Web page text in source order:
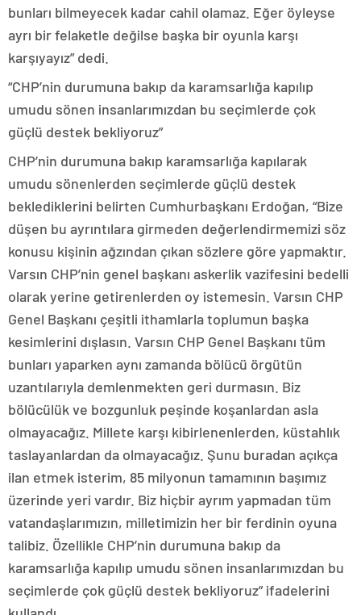
bunları bilmeyecek kadar cahil olamaz. Eğer öyleyse
ayrı bir felaketle değilse başka bir oyunla karşı
karşıyayız” dedi.
“CHP’nin durumuna bakıp da karamsarlığa kapılıp
umudu sönen insanlarımızdan bu seçimlerde çok
güçlü destek bekliyoruz”
CHP’nin durumuna bakıp karamsarlığa kapılarak
umudu sönenlerden seçimlerde güçlü destek
beklediklerini belirten Cumhurbaşkanı Erdoğan, “Bize
düşen bu ayrıntılara girmeden değerlendirmemizi söz
konusu kişinin ağzından çıkan sözlere göre yapmaktır.
Varsın CHP’nin genel başkanı askerlik vazifesini bedelli
olarak yerine getirenlerden oy istemesin. Varsın CHP
Genel Başkanı çeşitli ithamlarla toplumun başka
kesimlerini dışlasın. Varsın CHP Genel Başkanı tüm
bunları yaparken aynı zamanda bölücü örgütün
uzantılarıyla demlenmekten geri durmasın. Biz
bölücülük ve bozgunluk peşinde koşanlardan asla
olmayacağız. Millete karşı kibirlenenlerden, küstahlık
taslayanlardan da olmayacağız. Şunu buradan açıkça
ilan etmek isterim, 85 milyonun tamamının başımız
üzerinde yeri vardır. Biz hiçbir ayrım yapmadan tüm
vatandaşlarımızın, milletimizin her bir ferdinin oyuna
talibiz. Özellikle CHP’nin durumuna bakıp da
karamsarlığa kapılıp umudu sönen insanlarımızdan bu
seçimlerde çok güçlü destek bekliyoruz” ifadelerini